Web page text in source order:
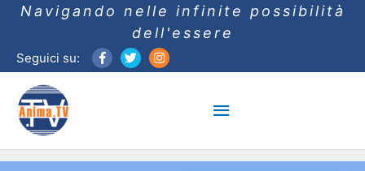
Navigando nelle infinite possibilità
dell'essere
Seguici su:
Menu
principale